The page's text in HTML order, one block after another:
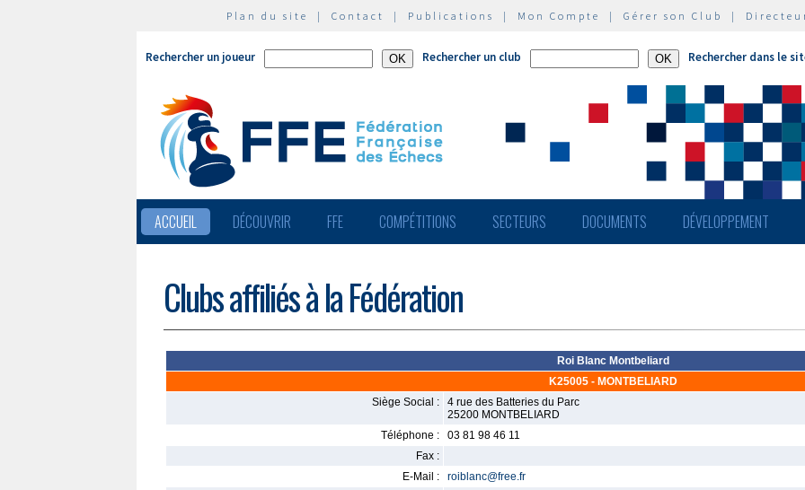
Plan du site | Contact | Publications | Mon Compte | Gérer son Club |
Rechercher un joueur Rechercher un club Rechercher dans le
ACCUEIL DÉCOUVRIR FFE COMPÉTITIONS SECTEURS DOCUMENTS DÉVELOPPEMENT
Clubs affiliés à la Fédération
Roi Blanc Montbeliard
K25005 - MONTBELIARD
Siège Social :
4 rue des Batteries du Parc
25200 MONTBELIARD
Téléphone :
03 81 98 46 11
Fax :
E-Mail :
roiblanc@free.fr